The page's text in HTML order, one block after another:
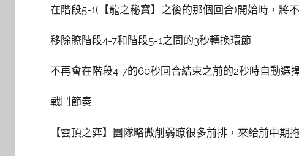
在階段5-1(【龍之秘寶】之後的那個回合)開始時，將
移除瞭階段4-7和階段5-1之間的3秒轉換環節
不再會在階段4-7的60秒回合結束之前的2秒時自動選
戰鬥節奏
【雲頂之弈】團隊略微削弱瞭很多前排，來給前中期